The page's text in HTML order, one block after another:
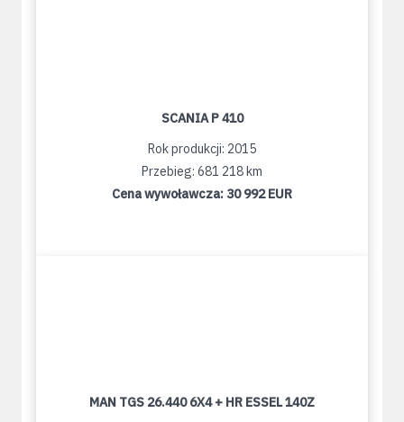
SCANIA P 410
Rok produkcji: 2015
Przebieg: 681 218 km
Cena wywoławcza: 30 992 EUR
MAN TGS 26.440 6X4 + HR ESSEL 140Z